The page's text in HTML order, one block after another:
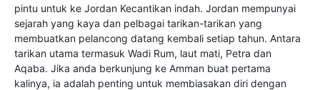
pintu untuk ke Jordan Kecantikan indah. Jordan mempunyai
sejarah yang kaya dan pelbagai tarikan-tarikan yang
membuatkan pelancong datang kembali setiap tahun. Antara
tarikan utama termasuk Wadi Rum, laut mati, Petra dan
Aqaba. Jika anda berkunjung ke Amman buat pertama
kalinya, ia adalah penting untuk membiasakan diri dengan